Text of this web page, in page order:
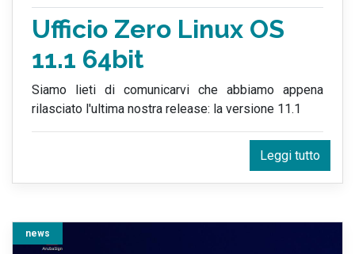
Ufficio Zero Linux OS
11.1 64bit
Siamo lieti di comunicarvi che abbiamo appena
rilasciato l'ultima nostra release: la versione 11.1
Leggi tutto
news